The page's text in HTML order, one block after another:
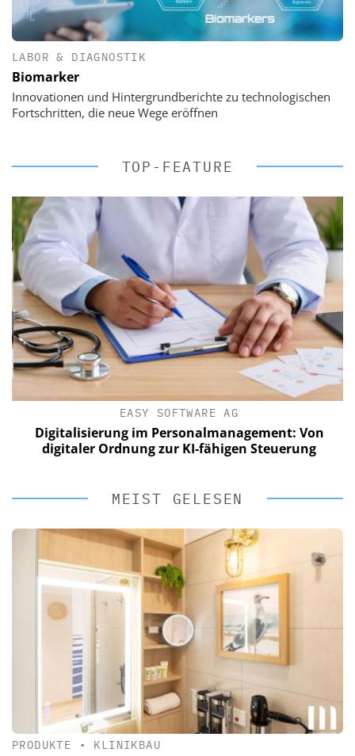
LABOR & DIAGNOSTIK
Biomarker
Innovationen und Hintergrundberichte zu technologischen
Fortschritten, die neue Wege eröffnen
TOP-FEATURE
EASY SOFTWARE AG
Digitalisierung im Personalmanagement: Von
digitaler Ordnung zur KI-fähigen Steuerung
MEIST GELESEN
PRODUKTE • KLINIKBAU